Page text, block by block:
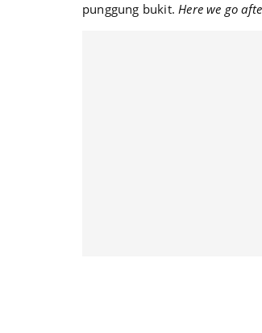
punggung bukit.Here we go